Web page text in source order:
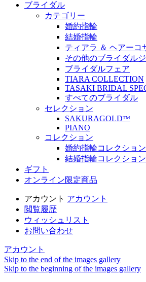
ブライダル
カテゴリー
婚約指輪
結婚指輪
ティアラ ＆ ヘアーコ
その他のブライダル
ブライダルフェア
TIARA COLLECTION
TASAKI BRIDAL
すべてのブライダル
セレクション
SAKURAGOLDᵀᴹ
PIANO
コレクション
婚約指輪コレクショ
結婚指輪コレクショ
ギフト
オンライン限定商品
アカウント アカウント
閲覧履歴
ウィッシュリスト
お問い合わせ
アカウント
Skip to the end of the images gallery
Skip to the beginning of the images gallery